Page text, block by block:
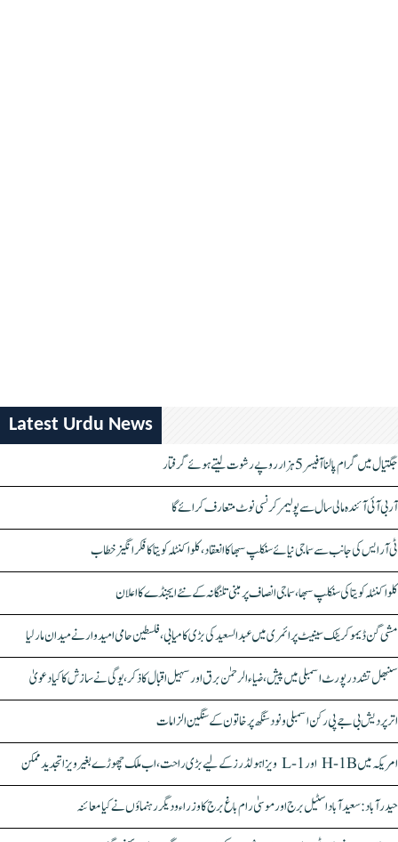
Latest Urdu News
جگتیال میں گرام پالنا آفیسر 5 ہزار روپے رشوت لیتے ہوئے گرفتار
آر بی آئی آئندہ مالی سال سے پولیمر کرنسی نوٹ متعارف کرائے گا
ٹی آر ایس کی جانب سے سماجی نیائے سنکلپ سبھا کا انعقاد، کلواکنٹلہ کویتا کا فکر انگیز خطاب
کلواکنٹلہ کویتا کی سنکلپ سبھا، سماجی انصاف پر مبنی تلنگانہ کے نئے ایجنڈے کا اعلان
مشی گن ڈیموکریٹک سینیٹ پرائمری میں عبدالسعید کی بڑی کامیابی، فلسطین حامی امیدوار نے میدان مار لیا
سنبھل تشدد رپورٹ اسمبلی میں پیش، ضیاء الرحمٰن برق اور سہیل اقبال کا ذکر، یوگی نے سازش کا کیا دعویٰ
اتر پردیش بی جے پی رکن اسمبلی ونود سنگھ پر خاتون کے سنگین الزامات
امریکہ میں H-1B اور L-1 ویزا ہولڈرز کے لیے بڑی راحت، اب ملک چھوڑے بغیر ویزا تجدید ممکن
حیدرآباد: سعیدآباد اسٹیل برج اور موسیٰ رام باغ برج کا وزراء و دیگر رہنماؤں نے کیا معائنہ